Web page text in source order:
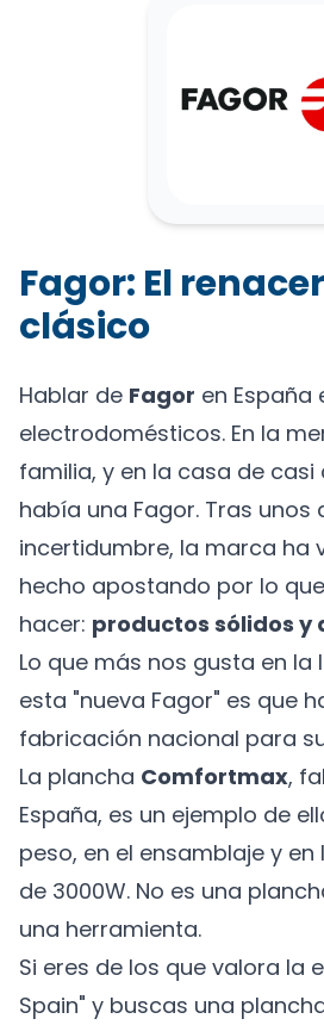
Fagor: El
clásico
Hablar de Fagor en España
electrodomésticos. En la
familia, y en la casa de casi
había una Fagor. Tras unos
incertidumbre, la marca ha
hecho apostando por lo
hacer: productos sólidos y
Lo que más nos gusta en la
esta "nueva Fagor" es que
fabricación nacional para
La plancha Comfortmax,
España, es un ejemplo de
peso, en el ensamblaje y
de 3000W. No es una
una herramienta.
Si eres de los que valora la
Spain" y buscas una